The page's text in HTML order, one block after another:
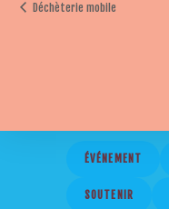
Déchèterie mobile
ÉVÉNEMENT
SOUTENIR